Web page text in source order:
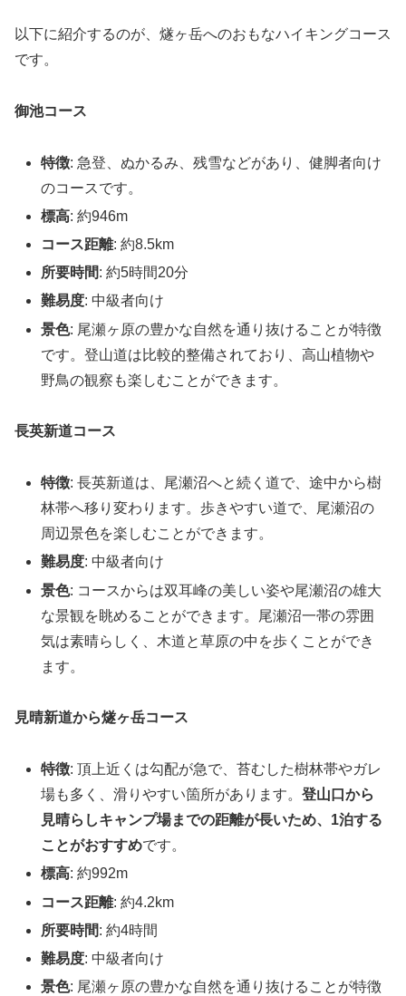
以下に紹介するのが、燧ヶ岳へのおもなハイキングコース
です。
御池コース
特徴: 急登、ぬかるみ、残雪などがあり、健脚者向け
のコースです。
標高: 約946m
コース距離: 約8.5km
所要時間: 約5時間20分
難易度: 中級者向け
景色: 尾瀬ヶ原の豊かな自然を通り抜けることが特徴
です。登山道は比較的整備されており、高山植物や
野鳥の観察も楽しむことができます。
長英新道コース
特徴: 長英新道は、尾瀬沼へと続く道で、途中から樹
林帯へ移り変わります。歩きやすい道で、尾瀬沼の
周辺景色を楽しむことができます。
難易度: 中級者向け
景色: コースからは双耳峰の美しい姿や尾瀬沼の雄大
な景観を眺めることができます。尾瀬沼一帯の雰囲
気は素晴らしく、木道と草原の中を歩くことができ
ます​​。
見晴新道から燧ヶ岳コース
特徴: 頂上近くは勾配が急で、苔むした樹林帯やガレ
場も多く、滑りやすい箇所があります。登山口から
見晴らしキャンプ場までの距離が長いため、1泊する
ことがおすすめです。
標高: 約992m
コース距離: 約4.2km
所要時間: 約4時間
難易度: 中級者向け
景色: 尾瀬ヶ原の豊かな自然を通り抜けることが特徴